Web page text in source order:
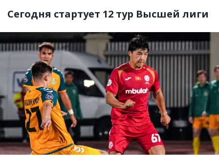
Сегодня стартует 12 тур Высшей лиги